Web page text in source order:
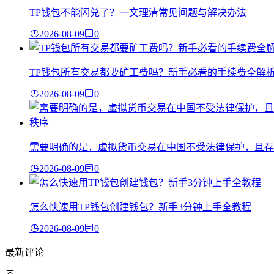
TP钱包不能闪兑了？一文理清常见问题与解决办法
2026-08-09 0
TP钱包所有交易都要矿工费吗？新手必看的手续费全解
2026-08-09 0
需要明确的是，虚拟货币交易在中国不受法律保护，且
2026-08-09 0
怎么快速用TP钱包创建钱包？新手3分钟上手全教程
2026-08-09 0
最新评论